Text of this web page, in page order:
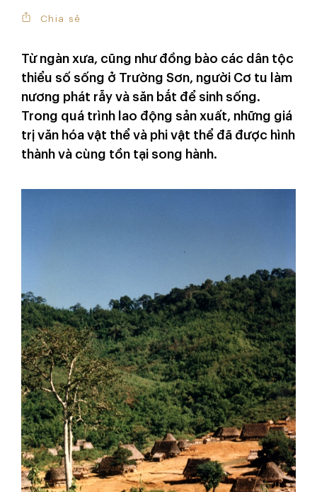
Chia sẻ
Từ ngàn xưa, cũng như đồng bào các dân tộc
thiểu số sống ở Trường Sơn, người Cơ tu làm
nương phát rẫy và săn bắt để sinh sống.
Trong quá trình lao động sản xuất, những giá
trị văn hóa vật thể và phi vật thể đã được hình
thành và cùng tồn tại song hành.